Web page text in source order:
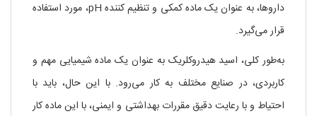
داروها، به عنوان یک ماده کمکی و تنظیم کننده pH، مورد استفاده
قرار می‌گیرد.
به‌طور کلی، اسید هیدروکلریک به عنوان یک ماده شیمیایی مهم و
کاربردی، در صنایع مختلف به کار می‌رود. با این حال، باید با
احتیاط و با رعایت دقیق مقررات بهداشتی و ایمنی، با این ماده کار